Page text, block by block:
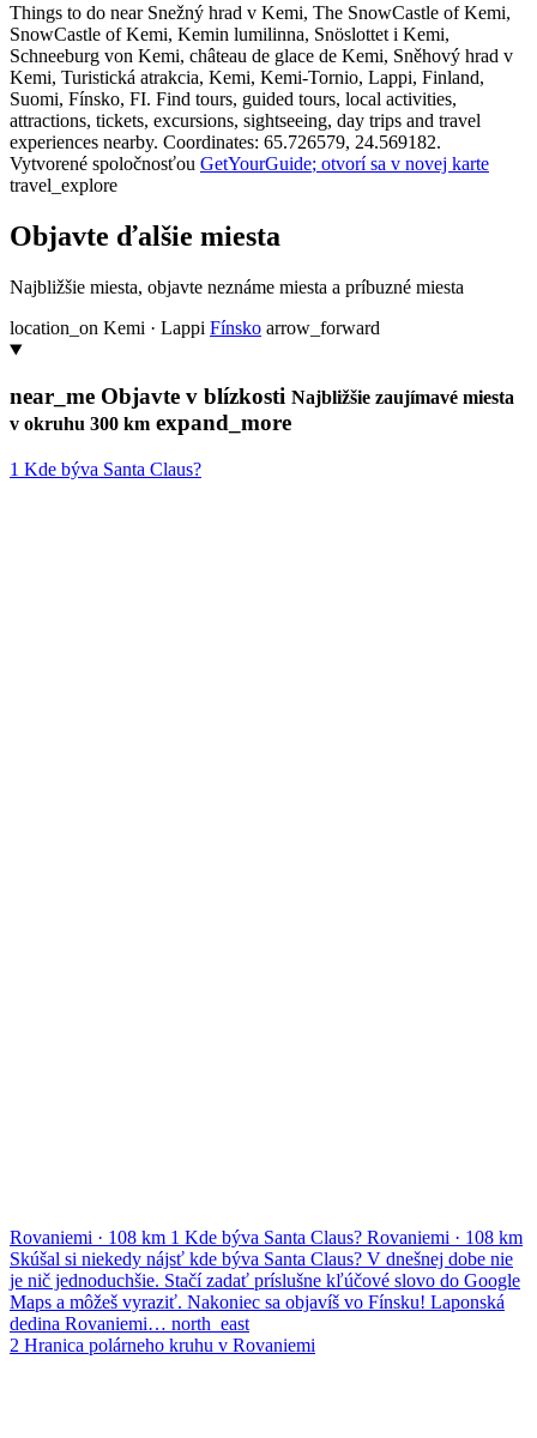
Things to do near Snežný hrad v Kemi, The SnowCastle of Kemi,
SnowCastle of Kemi, Kemin lumilinna, Snöslottet i Kemi,
Schneeburg von Kemi, château de glace de Kemi, Sněhový hrad v
Kemi, Turistická atrakcia, Kemi, Kemi-Tornio, Lappi, Finland,
Suomi, Fínsko, FI. Find tours, guided tours, local activities,
attractions, tickets, excursions, sightseeing, day trips and travel
experiences nearby. Coordinates: 65.726579, 24.569182.
Vytvorené spoločnosťou GetYourGuide; otvorí sa v novej karte
travel_explore
Objavte ďalšie miesta
Najbližšie miesta, objavte neznáme miesta a príbuzné miesta
location_on Kemi · Lappi Fínsko arrow_forward
near_me Objavte v blízkosti Najbližšie zaujímavé miesta
v okruhu 300 km expand_more
1 Kde býva Santa Claus?
Rovaniemi · 108 km 1 Kde býva Santa Claus? Rovaniemi · 108 km
Skúšal si niekedy nájsť kde býva Santa Claus? V dnešnej dobe nie
je nič jednoduchšie. Stačí zadať príslušne kľúčové slovo do Google
Maps a môžeš vyraziť. Nakoniec sa objavíš vo Fínsku! Laponská
dedina Rovaniemi… north_east
2 Hranica polárneho kruhu v Rovaniemi